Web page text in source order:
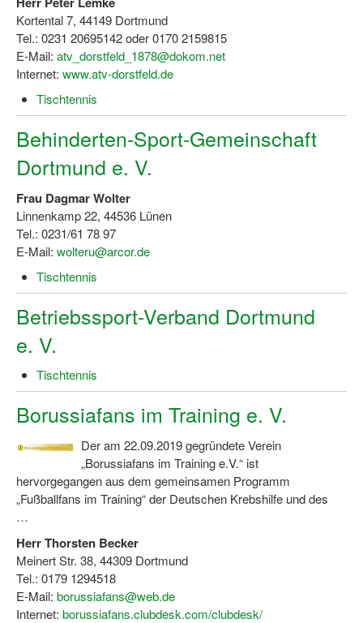
Bewegt zu Hause
Bewegt ÄLTER werden in NRW!
Bewegt GESUND bleiben in NRW!
Aktionen zu "Bewegt Älter werden" / "Bewegt gesund
Bewegungsmodel
SSB-Sport
Gymnastik und Entspannung für Frauen
Koronarsport
Wassergymnastik / Aqua-Step
Reha-Sportangebote in NRW suchen
Wir über uns "Leitbild"
Vorstand Sportjugend
Vereinsentwicklung – Zeig dein Profil
Ferienfreizeiten
Kinder- und Jugendqualifizierung
Kinderschutz im Sport
Kortental 7, 44149 Dortmund
Tel.: 0231 20695142 oder 0170 2159815
E-Mail: atv_dorstfeld_1878@dokom.net
Internet: www.atv-dorstfeld.de
Tischtennis
Behinderten-Sport-Gemeinschaft
Dortmund e. V.
Frau Dagmar Wolter
Linnenkamp 22, 44536 Lünen
Tel.: 0231/61 78 97
E-Mail: wolteru@arcor.de
Tischtennis
Betriebssport-Verband Dortmund
e. V.
Tischtennis
Borussiafans im Training e. V.
Der am 22.09.2019 gegründete Verein
„Borussiafans im Training e.V.“ ist
hervorgegangen aus dem gemeinsamen Programm
„Fußballfans im Training“ der Deutschen Krebshilfe und des
…
Herr Thorsten Becker
Meinert Str. 38, 44309 Dortmund
Tel.: 0179 1294518
E-Mail: borussiafans@web.de
Internet: borussiafans.clubdesk.com/clubdesk/